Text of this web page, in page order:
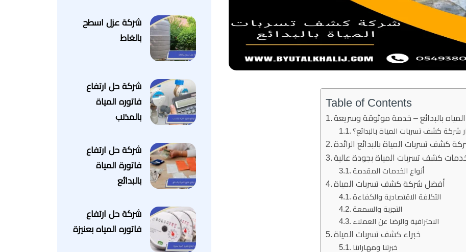
Table of Contents
بالبدائع – خدمة موثوقة وسريعة
شركة كشف تسربات المياة بالبدائع؟
كشف تسربات المياة بالبدائع الرائدة
كشف تسربات المياة بجودة عالية
أنواع الخدمات المقدمة
أفضل شركة كشف تسربات المياة
التكلفة الاقتصادية والكفاءة
التجربة والسمعة
الاحترافية والرضا عن العملاء
خبراء كشف تسربات المياة
خبرتنا ومهاراتنا
شركة عزل اسطح
بالغاط
شركة حل ارتفاع
فاتوره المياة
بالمذنب
شركة حل ارتفاع
فاتورة المياة
بالبدائع
شركة حل ارتفاع
فاتوره المياه بعنيزة